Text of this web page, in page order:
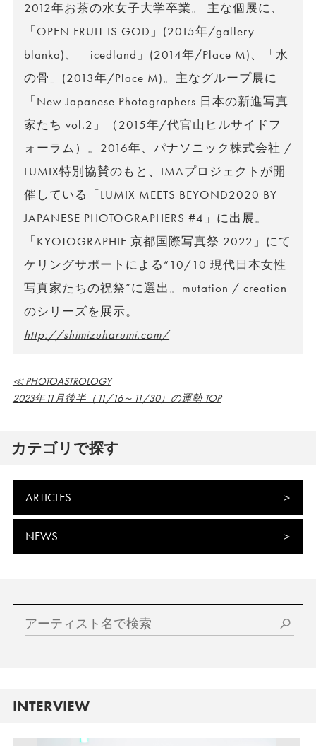
2012年お茶の水女子大学卒業。 主な個展に、
「OPEN FRUIT IS GOD」(2015年/gallery
blanka)、「icedland」(2014年/Place M)、「水
の骨」(2013年/Place M)。主なグループ展に
「New Japanese Photographers 日本の新進写真
家たち vol.2」（2015年/代官山ヒルサイドフ
ォーラム）。2016年、パナソニック株式会社 /
LUMIX特別協賛のもと、IMAプロジェクトが開
催している「LUMIX MEETS BEYOND2020 BY
JAPANESE PHOTOGRAPHERS #4」に出展。
「KYOTOGRAPHIE 京都国際写真祭 2022」にて
ケリングサポートによる“10/10 現代日本女性
写真家たちの祝祭”に選出。mutation / creation
のシリーズを展示。
http://shimizuharumi.com/
≪ PHOTOASTROLOGY
2023年11月後半（11/16～11/30）の運勢 TOP
カテゴリで探す
ARTICLES
NEWS
INTERVIEW